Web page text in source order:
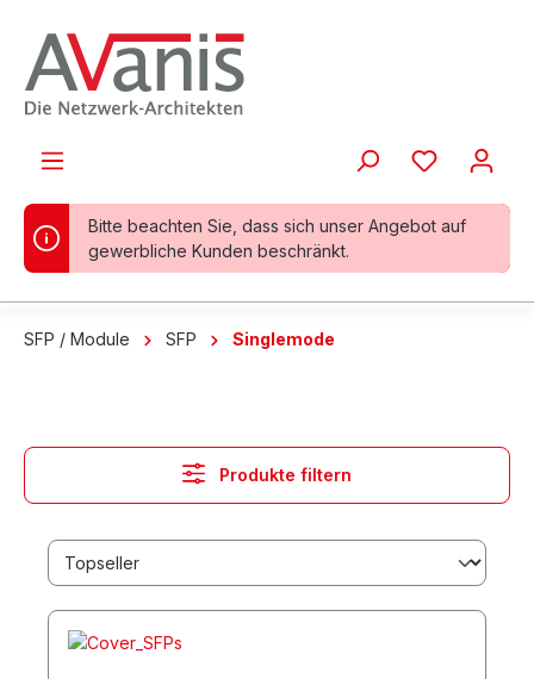
Bitte beachten Sie, dass sich unser Angebot auf
gewerbliche Kunden beschränkt.
SFP / Module SFP Singlemode
Produkte filtern